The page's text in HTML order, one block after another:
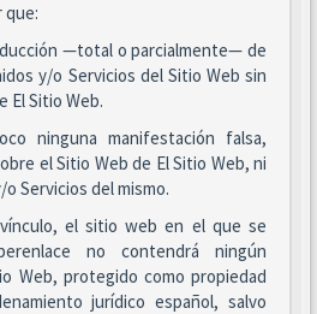
que:
—total o parcialmente— de
y/o Servicios del Sitio Web sin
El Sitio Web.
ninguna manifestación falsa,
el Sitio Web de El Sitio Web, ni
Servicios del mismo.
el sitio web en el que se
no contendrá ningún
Web, protegido como propiedad
jurídico español, salvo